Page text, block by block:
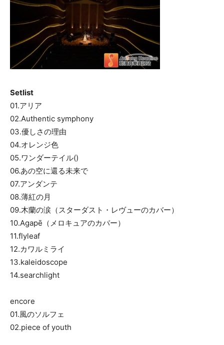
Setlist
01.アリア
02.Authentic symphony
03.優しさの理由
04.オレンジ色
05.ワンダーテイル()
06.あの空に還る未来で
07.アンダンテ
08.薄紅の月
09.木蘭の涙（スターダスト・レヴューのカバー）
10.Agapē（メロキュアのカバー）
11.flyleaf
12.カワルミライ
13.kaleidoscope
14.searchlight
encore
01.風のソルフェ
02.piece of youth